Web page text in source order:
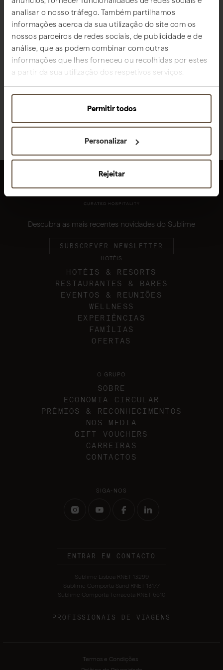
analisar o nosso tráfego. Também partilhamos
informações acerca da sua utilização do site com os
nossos parceiros de redes sociais, de publicidade e de
análise, que as podem combinar com outras
informações que lhes forneceu ou recolhidas por estes
a partir da sua utilização dos respetivos serviços.
Permitir todos
Personalizar
Rejeitar
pouca intervenção e biodinâmicos», bem como
referências internacionais «que adicionam valor e fazem
parte da nossa identidade».
VOLTAR PARA NOS MEDIA VER VÍDEO
Descubra as mais recentes novidades do Sublime
SUBSCREVER NEWSLETTER
HOTÉIS
HOTÉIS & RESORTS
RESTAURANTES & BARES
EVENTOS & REUNIÕES
WELLNESS
EXPERIÊNCIAS
FAMÍLIAS
OFERTAS
O GRUPO
SOBRE
ECONOMIA CIRCULAR
PRÉMIOS & RECONHECIMENTOS
NOS MEDIA
GIFT VOUCHERS
CARREIRAS
CONTACTOS
SIGA-NOS
ENTRAR EM CONTACTO
Sublime Lisboa RNET 13299
Sublime Comporta Sand RNET 13177
Sublime Comporta Terracota RNET 6510
PROFISSIONAIS DE VIAGENS
Termos e Condições